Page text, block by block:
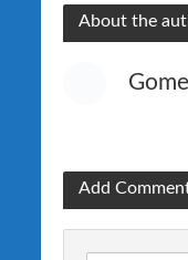
About the
Add